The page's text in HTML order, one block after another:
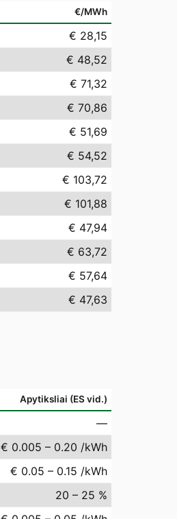
€/MWh
€ 28,15
€ 48,52
€ 71,32
€ 70,86
€ 51,69
€ 54,52
€ 103,72
€ 101,88
€ 47,94
€ 63,72
€ 57,64
€ 47,63
Apytiksliai (ES vid.)
—
€ 0.005 – 0.20 /kWh
€ 0.05 – 0.15 /kWh
20 – 25 %